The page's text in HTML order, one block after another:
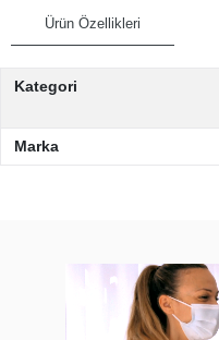
Ürün Özellikleri
Kategori
Marka